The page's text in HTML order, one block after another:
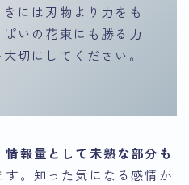
には刃物より力をも
いの花束にも勝る力
切にしてください。
報量として未熟な部分も
す。知った気になる感情か